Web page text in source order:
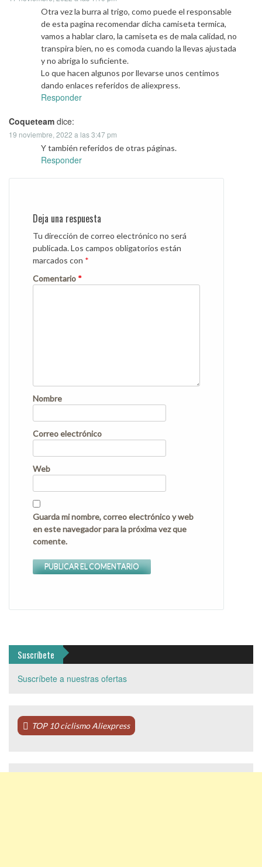
Otra vez la burra al trigo, como puede el responsable
de esta pagina recomendar dicha camiseta termica,
vamos a hablar claro, la camiseta es de mala calidad, no
transpira bien, no es comoda cuando la llevas ajustada
y no abriga lo suficiente.
Lo que hacen algunos por llevarse unos centimos
dando enlaces referidos de aliexpress.
Responder
Coqueteam dice:
19 noviembre, 2022 a las 3:47 pm
Y también referidos de otras páginas.
Responder
Deja una respuesta
Tu dirección de correo electrónico no será
publicada.Los campos obligatorios están
marcados con *
Comentario *
Nombre
Correo electrónico
Web
Guarda mi nombre, correo electrónico y web
en este navegador para la próxima vez que
comente.
Suscríbete
Suscríbete a nuestras ofertas
TOP 10 ciclismo Aliexpress